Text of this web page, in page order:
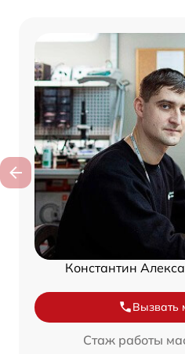
Константин
Вызвать
Стаж работы